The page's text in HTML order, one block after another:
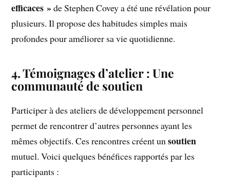
efficaces »de Stephen Covey a été une révélation pour
plusieurs. Il propose des habitudes simples mais
profondes pour améliorer sa vie quotidienne.
4. Témoignages d’atelier : Une
communauté de soutien
Participer à des ateliers de développement personnel
permet de rencontrer d’autres personnes ayant les
mêmes objectifs. Ces rencontres créent unsoutien
mutuel. Voici quelques bénéfices rapportés par les
participants :